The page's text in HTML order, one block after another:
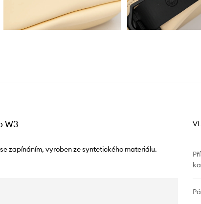
W3
zapínáním, vyroben ze syntetického materiálu.